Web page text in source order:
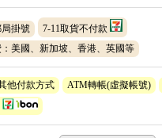
掛號
7-11取貨不付款
美國、新加坡、香港、英國等
他付款方式 ATM轉帳(虛擬帳號)